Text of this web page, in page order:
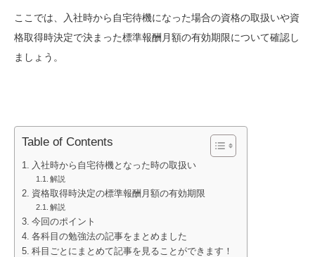
ここでは、入社時から自宅待機になった場合の資格の取扱いや資
格取得時決定で決まった標準報酬月額の有効期限について確認し
ましょう。
Table of Contents
入社時から自宅待機となった時の取扱い
解説
資格取得時決定の標準報酬月額の有効期限
解説
今回のポイント
各科目の勉強法の記事をまとめました
科目ごとにまとめて記事を見ることができます！